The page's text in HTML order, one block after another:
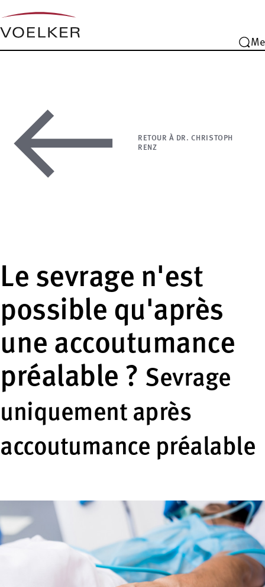
RETOUR À DR. CHRISTOPH
RENZ
Le sevrage n'est
possible qu'après
une accoutumance
préalable ? Sevrage
uniquement après
accoutumance préalable